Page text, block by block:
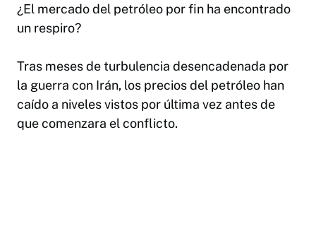
¿El mercado del petróleo por fin ha encontrado
un respiro?
Tras meses de turbulencia desencadenada por
la guerra con Irán, los precios del petróleo han
caído a niveles vistos por última vez antes de
que comenzara el conflicto.